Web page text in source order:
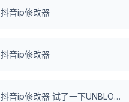
抖音ip修改器
抖音ip修改器
抖音ip修改器 试了一下UNBLOCKCN，真好用。